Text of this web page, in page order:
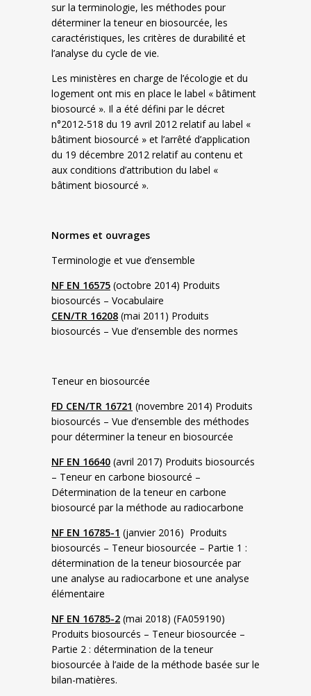
sur la terminologie, les méthodes pour
déterminer la teneur en biosourcée, les
caractéristiques, les critères de durabilité et
l’analyse du cycle de vie.
Les ministères en charge de l’écologie et du
logement ont mis en place le label « bâtiment
biosourcé ». Il a été défini par le décret
n°2012-518 du 19 avril 2012 relatif au label «
bâtiment biosourcé » et l’arrêté d’application
du 19 décembre 2012 relatif au contenu et
aux conditions d’attribution du label «
bâtiment biosourcé ».
Normes et ouvrages
Terminologie et vue d’ensemble
NF EN 16575 (octobre 2014) Produits
biosourcés – Vocabulaire
CEN/TR 16208 (mai 2011) Produits
biosourcés – Vue d’ensemble des normes
Teneur en biosourcée
FD CEN/TR 16721 (novembre 2014) Produits
biosourcés – Vue d’ensemble des méthodes
pour déterminer la teneur en biosourcée
NF EN 16640 (avril 2017) Produits biosourcés
– Teneur en carbone biosourcé –
Détermination de la teneur en carbone
biosourcé par la méthode au radiocarbone
NF EN 16785-1 (janvier 2016) Produits
biosourcés – Teneur biosourcée – Partie 1 :
détermination de la teneur biosourcée par
une analyse au radiocarbone et une analyse
élémentaire
NF EN 16785-2 (mai 2018) (FA059190)
Produits biosourcés – Teneur biosourcée –
Partie 2 : détermination de la teneur
biosourcée à l’aide de la méthode basée sur le
bilan-matières.